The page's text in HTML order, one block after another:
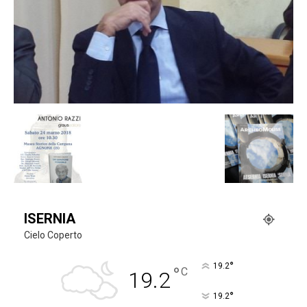
ISERNIA
Cielo Coperto
19.2°C 19.2°
19.2°